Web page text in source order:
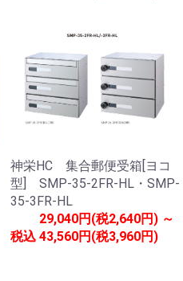
神栄HC 集合郵便受箱[ヨコ
型] SMP-35-2FR-HL・SMP-
35-3FR-HL
税込
29,040円(税2,640円) ～
43,560円(税3,960円)